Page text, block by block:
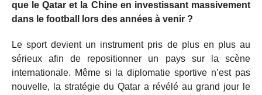
que le Qatar et la Chine en investissant massivement
dans le football lors des années à venir ?
Le sport devient un instrument pris de plus en plus au
sérieux afin de repositionner un pays sur la scène
internationale. Même si la diplomatie sportive n’est pas
nouvelle, la stratégie du Qatar a révélé au grand jour le